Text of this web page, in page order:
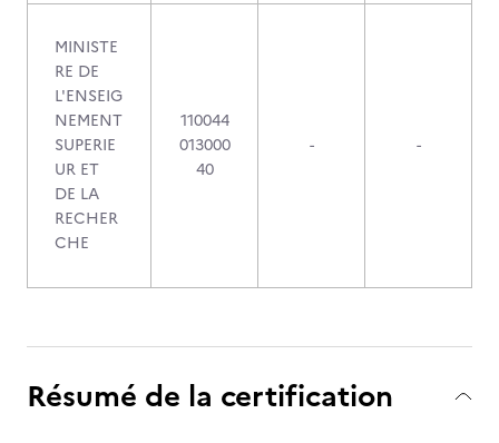
MINISTE
RE DE
L'ENSEIG
NEMENT
SUPERIE
UR ET
DE LA
RECHER
CHE
110044
013000
40
- -
Résumé de la certification